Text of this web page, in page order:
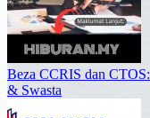
Beza CCRIS dan
& Swasta